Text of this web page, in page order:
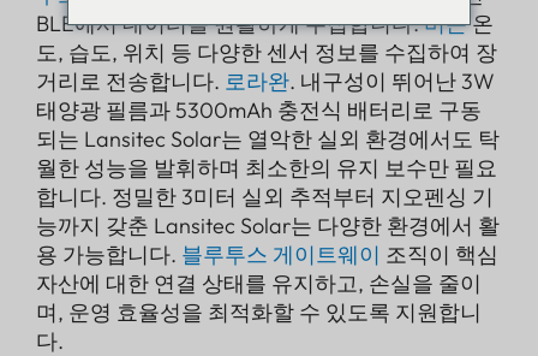
BLE에서 데이터를 원활하게 수집합니다.비콘온
도, 습도, 위치 등 다양한 센서 정보를 수집하여 장
거리로 전송합니다. 로라완. 내구성이 뛰어난 3W
태양광 필름과 5300mAh 충전식 배터리로 구동
되는 Lansitec Solar는 열악한 실외 환경에서도 탁
월한 성능을 발휘하며 최소한의 유지 보수만 필요
합니다. 정밀한 3미터 실외 추적부터 지오펜싱 기
능까지 갖춘 Lansitec Solar는 다양한 환경에서 활
용 가능합니다. 블루투스 게이트웨이 조직이 핵심
자산에 대한 연결 상태를 유지하고, 손실을 줄이
며, 운영 효율성을 최적화할 수 있도록 지원합니
다.